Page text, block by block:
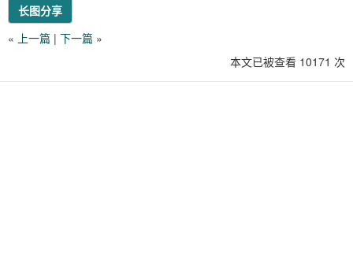
长图分享
« 上一篇 | 下一篇 »
本文已被查看 10171 次